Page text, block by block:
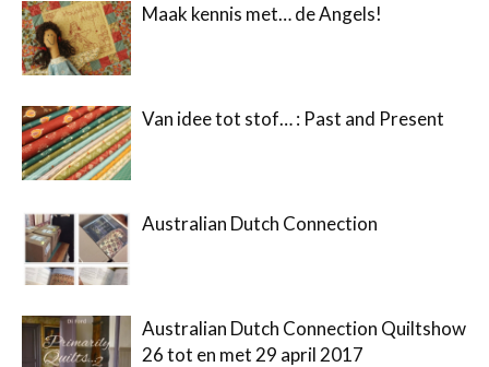
Maak kennis met… de Angels!
Van idee tot stof… : Past and Present
Australian Dutch Connection
Australian Dutch Connection Quiltshow
26 tot en met 29 april 2017